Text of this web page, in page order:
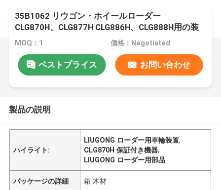
35B1062 リウゴン・ホイールローダー
CLG870H、CLG877H CLG886H、CLG888H用の装
置
MOQ：1 価格：Negotiated
ベストプライス お問い合わせ
製品の説明
ハイライト:
LIUGONG ローダー用車輪装置,
CLG870H 保証付き機器,
LIUGONG ローダー用部品
パッケージの詳細 箱 木材